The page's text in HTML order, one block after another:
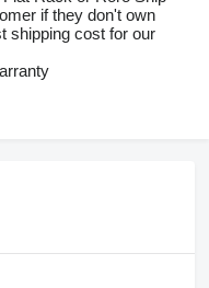
if they don't own
shipping cost for our